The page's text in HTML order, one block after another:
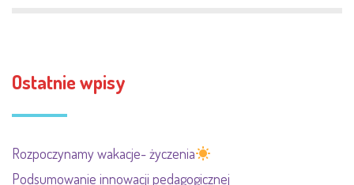
Ostatnie wpisy
Rozpoczynamy wakacje- życzenia
Podsumowanie innowacji pedagogicznej